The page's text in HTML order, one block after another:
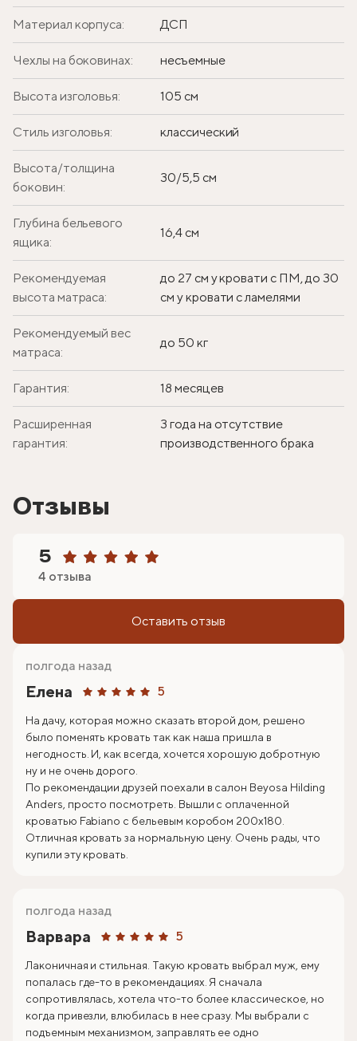
Материал корпуса: ДСП
Чехлы на боковинах: несъемные
Высота изголовья: 105 см
Стиль изголовья: классический
Высота/толщина
боковин:
30/5,5 см
Глубина бельевого
ящика:
16,4 см
Рекомендуемая
высота матраса:
до 27 см у кровати с ПМ, до 30
см у кровати с ламелями
Рекомендуемый вес
матраса:
до 50 кг
Гарантия: 18 месяцев
Расширенная
гарантия:
3 года на отсутствие
производственного брака
Отзывы
5
4 отзыва
Оставить отзыв
Елена 5
полгода назад
На дачу, которая можно сказать второй дом, решено
было поменять кровать так как наша пришла в
негодность. И, как всегда, хочется хорошую добротную
ну и не очень дорого.
По рекомендации друзей поехали в салон Beyosa Hilding
Anders, просто посмотреть. Вышли с оплаченной
кроватью Fabiano с бельевым коробом 200х180.
Отличная кровать за нормальную цену. Очень рады, что
купили эту кровать.
Варвара 5
полгода назад
Лаконичная и стильная. Такую кровать выбрал муж, ему
попалась где-то в рекомендациях. Я сначала
сопротивлялась, хотела что-то более классическое, но
когда привезли, влюбилась в нее сразу. Мы выбрали с
подъемным механизмом, заправлять ее одно